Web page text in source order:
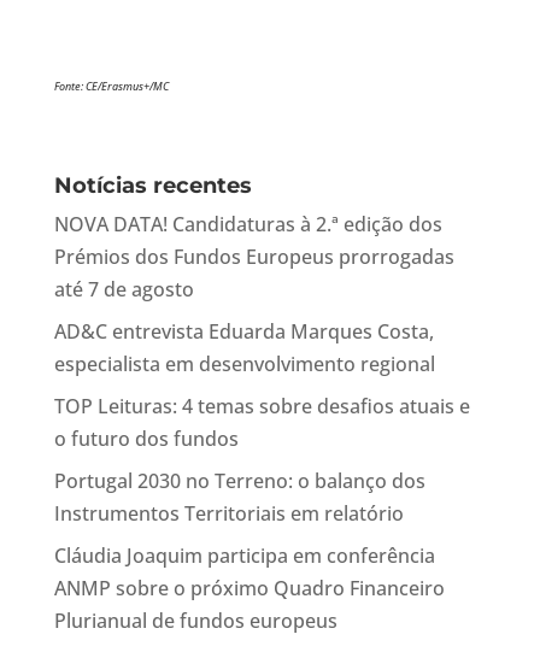
Fonte: CE/Erasmus+/MC
Notícias recentes
NOVA DATA! Candidaturas à 2.ª edição dos
Prémios dos Fundos Europeus prorrogadas
até 7 de agosto
AD&C entrevista Eduarda Marques Costa,
especialista em desenvolvimento regional
TOP Leituras: 4 temas sobre desafios atuais e
o futuro dos fundos
Portugal 2030 no Terreno: o balanço dos
Instrumentos Territoriais em relatório
Cláudia Joaquim participa em conferência
ANMP sobre o próximo Quadro Financeiro
Plurianual de fundos europeus